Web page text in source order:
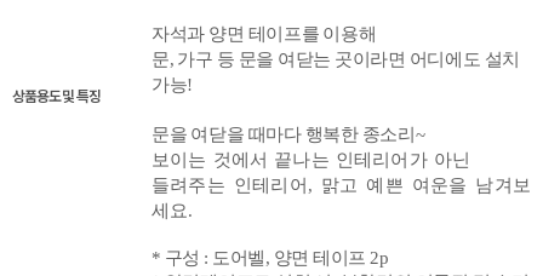
상품용도 및 특징
자석과 양면 테이프를 이용해
문, 가구 등 문을 여닫는 곳이라면 어디에도 설치
가능!
문을 여닫을 때마다 행복한 종소리~
보이는 것에서 끝나는 인테리어가 아닌
들려주는 인테리어, 맑고 예쁜 여운을 남겨보
세요.
* 구성 : 도어벨, 양면 테이프 2p